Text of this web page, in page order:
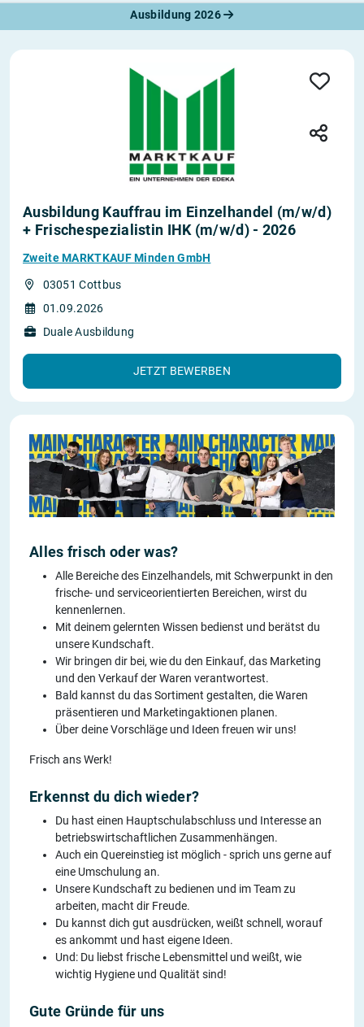
Ausbildung 2026
Ausbildung Kauffrau im Einzelhandel (m/w/d)
+ Frischespezialistin IHK (m/w/d) - 2026
Zweite MARKTKAUF Minden GmbH
03051 Cottbus
01.09.2026
Duale Ausbildung
JETZT BEWERBEN
Alles frisch oder was?
Alle Bereiche des Einzelhandels, mit Schwerpunkt in den
frische- und serviceorientierten Bereichen, wirst du
kennenlernen.
Mit deinem gelernten Wissen bedienst und berätst du
unsere Kundschaft.
Wir bringen dir bei, wie du den Einkauf, das Marketing
und den Verkauf der Waren verantwortest.
Bald kannst du das Sortiment gestalten, die Waren
präsentieren und Marketingaktionen planen.
Über deine Vorschläge und Ideen freuen wir uns!
Frisch ans Werk!
Erkennst du dich wieder?
Du hast einen Hauptschulabschluss und Interesse an
betriebswirtschaftlichen Zusammenhängen.
Auch ein Quereinstieg ist möglich - sprich uns gerne auf
eine Umschulung an.
Unsere Kundschaft zu bedienen und im Team zu
arbeiten, macht dir Freude.
Du kannst dich gut ausdrücken, weißt schnell, worauf
es ankommt und hast eigene Ideen.
Und: Du liebst frische Lebensmittel und weißt, wie
wichtig Hygiene und Qualität sind!
Gute Gründe für uns